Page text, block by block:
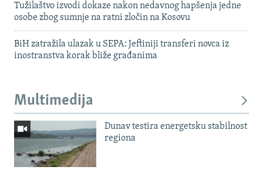
Tužilaštvo izvodi dokaze nakon nedavnog hapšenja jedne
osobe zbog sumnje na ratni zločin na Kosovu
BiH zatražila ulazak u SEPA: Jeftiniji transferi novca iz
inostranstva korak bliže građanima
Multimedija
Dunav testira energetsku stabilnost
regiona